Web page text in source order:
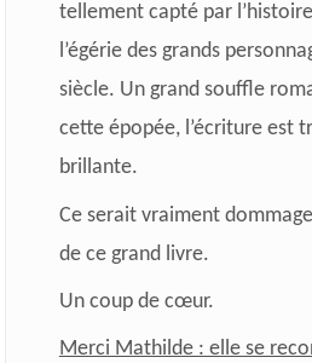
tellement capté par
l’égérie des grands
siècle. Un grand souffle
cette épopée, l’écriture est
brillante.
Ce serait vraiment
de ce grand livre.
Un coup de cœur.
Merci Mathilde : elle se